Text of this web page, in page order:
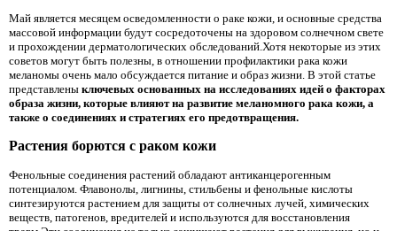
Май является месяцем осведомленности о раке кожи, и основные средства
массовой информации будут сосредоточены на здоровом солнечном свете
и прохождении дерматологических обследований.Хотя некоторые из этих
советов могут быть полезны, в отношении профилактики рака кожи
меланомы очень мало обсуждается питание и образ жизни. В этой статье
представлены ключевых основанных на исследованиях идей о факторах
образа жизни, которые влияют на развитие меланомного рака кожи, а
также о соединениях и стратегиях его предотвращения.
Растения борются с раком кожи
Фенольные соединения растений обладают антиканцерогенным
потенциалом. Флавонолы, лигнины, стильбены и фенольные кислоты
синтезируются растением для защиты от солнечных лучей, химических
веществ, патогенов, вредителей и используются для восстановления